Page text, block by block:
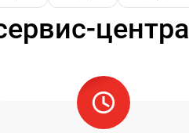
центра